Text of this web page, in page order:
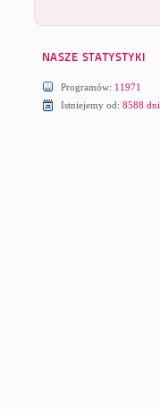
Programów: 11971
Istniejemy od: 8588 dni